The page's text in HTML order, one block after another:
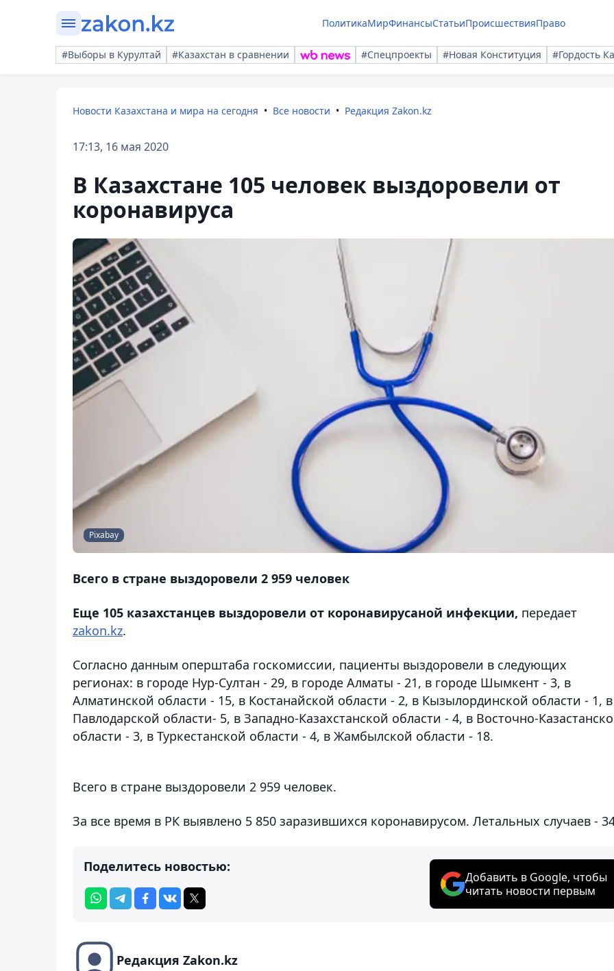
ПолитикаМирФинансыСтатьиПроисшествияПраво
#Выборы в Курултай #Казахстан в сравнении #Спецпроекты #Новая Конституция #Гордость
Новости Казахстана и мира на сегодня Все новости Редакция Zakon.kz
17:13, 16 мая 2020
В Казахстане 105 человек выздоровели от
коронавируса
Pixabay
Всего в стране выздоровели 2 959 человек
Еще 105 казахстанцев выздоровели от коронавирусаной инфекции, передает
zakon.kz.
Согласно данным оперштаба госкомиссии, пациенты выздоровели в следующих
регионах: в городе Нур-Султан - 29, в городе Алматы - 21, в городе Шымкент - 3, в
Алматинской области - 15, в Костанайской области - 2, в Кызылординской области - 1, в
Павлодарской области- 5, в Западно-Казахстанской области - 4, в Восточно-
области - 3, в Туркестанской области - 4, в Жамбылской области - 18.
Всего в стране выздоровели 2 959 человек.
За все время в РК выявлено 5 850 заразившихся коронавирусом. Летальных случаев -
Поделитесь новостью:
Добавить в Google, чтобы
читать новости первым
Редакция Zakon.kz